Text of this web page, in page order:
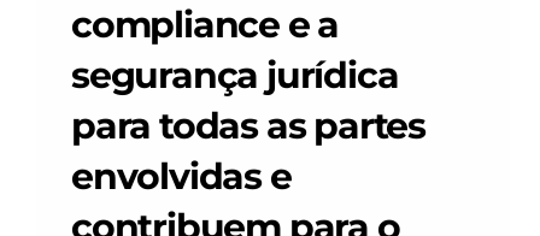
COMMUNITY
Events
compliance e a
segurança jurídica
para todas as partes
envolvidas e
contribuem para o